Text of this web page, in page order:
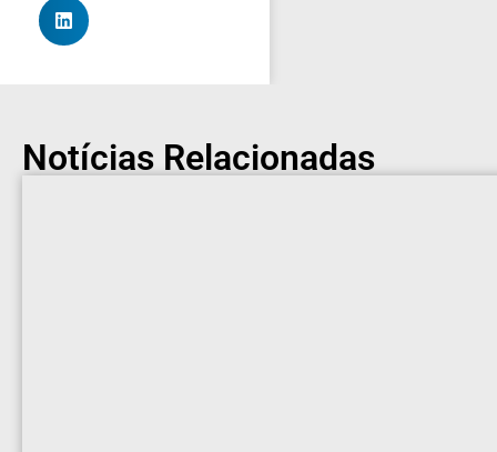
Notícias Relacionadas